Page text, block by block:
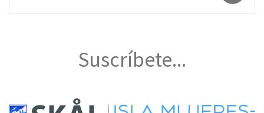
Suscríbete...